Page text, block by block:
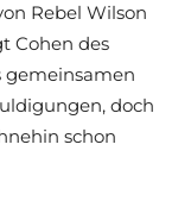
Rebel Wilson
Cohen des
gemeinsamen
doch
schon